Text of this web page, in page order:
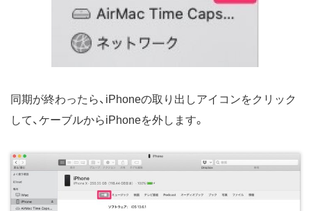
同期が終わったら、iPhoneの取り出しアイコンをクリック
して、ケーブルからiPhoneを外します。